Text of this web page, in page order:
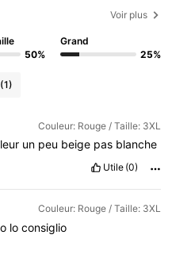
Voir plus
50%
Grand
25%
(1)
Couleur: Rouge / Taille: 3XL
un peu beige pas blanche
Utile (0)
Couleur: Rouge / Taille: 3XL
loconsiglio